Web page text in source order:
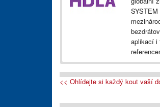
aplikací i
<< Ohlídejte si každý kout vaší